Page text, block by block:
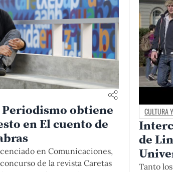
Periodismo obtiene
en El cuento de
en Comunicaciones,
de la revista Caretas
CULTURA
de
Tanto